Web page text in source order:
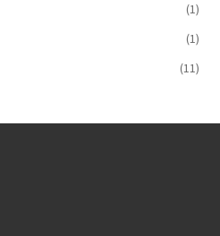
(1)
(1)
(11)